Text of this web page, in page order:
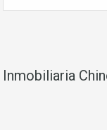
Inmobiliaria